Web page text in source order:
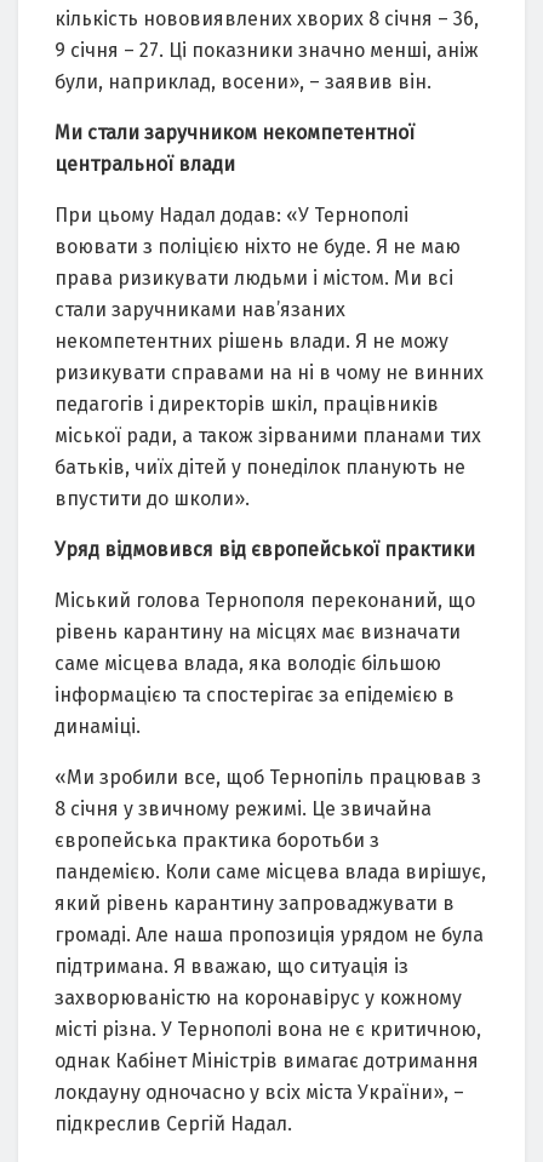
кількість нововиявлених хворих 8 січня – 36,
9 січня – 27. Ці показники значно менші, аніж
були, наприклад, восени», – заявив він.
Ми стали заручником некомпетентної
центральної влади
При цьому Надал додав: «У Тернополі
воювати з поліцією ніхто не буде. Я не маю
права ризикувати людьми і містом. Ми всі
стали заручниками нав’язаних
некомпетентних рішень влади. Я не можу
ризикувати справами на ні в чому не винних
педагогів і директорів шкіл, працівників
міської ради, а також зірваними планами тих
батьків, чиїх дітей у понеділок планують не
впустити до школи».
Уряд відмовився від європейської практики
Міський голова Тернополя переконаний, що
рівень карантину на місцях має визначати
саме місцева влада, яка володіє більшою
інформацією та спостерігає за епідемією в
динаміці.
«Ми зробили все, щоб Тернопіль працював з
8 січня у звичному режимі. Це звичайна
європейська практика боротьби з
пандемією. Коли саме місцева влада вирішує,
який рівень карантину запроваджувати в
громаді. Але наша пропозиція урядом не була
підтримана. Я вважаю, що ситуація із
захворюваністю на коронавірус у кожному
місті різна. У Тернополі вона не є критичною,
однак Кабінет Міністрів вимагає дотримання
локдауну одночасно у всіх міста України», –
підкреслив Сергій Надал.